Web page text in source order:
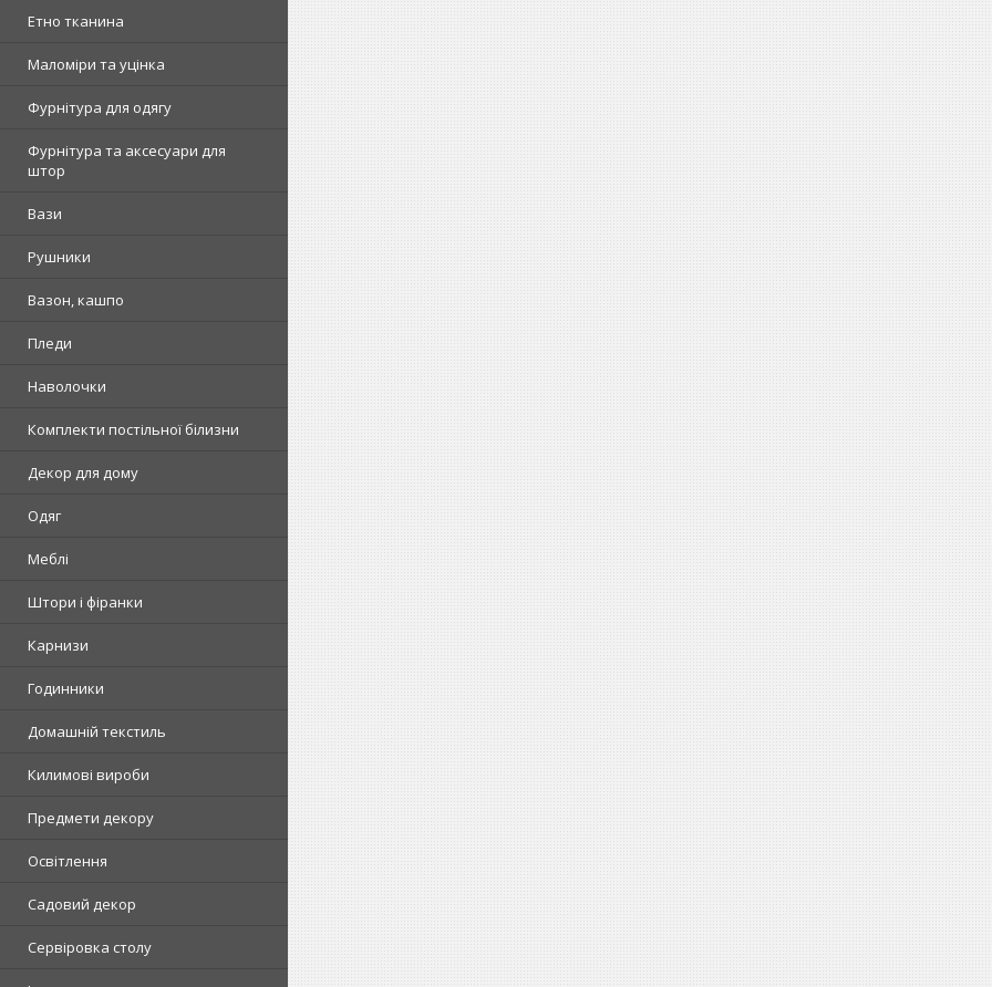
Етно тканина
Маломіри та уцінка
Фурнітура для одягу
Фурнітура та аксесуари для
штор
Вази
Рушники
Вазон, кашпо
Пледи
Наволочки
Комплекти постільної білизни
Декор для дому
Одяг
Меблі
Штори і фіранки
Карнизи
Годинники
Домашній текстиль
Килимові вироби
Предмети декору
Освітлення
Садовий декор
Сервіровка столу